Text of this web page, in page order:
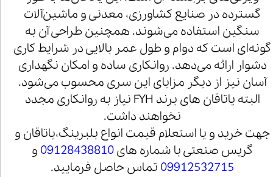
گسترده در صنایع کشاورزی، معدنی و ماشین‌آلات
سنگین استفاده می‌شوند. همچنین طراحی آن به
گونه‌ای است که دوام و طول عمر بالایی در شرایط کاری
دشوار ارائه می‌دهد. روانکاری ساده و امکان نگهداری
آسان نیز از دیگر مزایای این سری محسوب می‌شود.
البته یاتاقان های برند FYH نیاز به روانکاری مجدد
نخواهند داشت.
جهت خرید و یا استعلام قیمت انواع بلبرینگ،یاتاقان و
گریس صنعتی با شماره های09128438810 و
09912532715 تماس حاصل فرمایید.